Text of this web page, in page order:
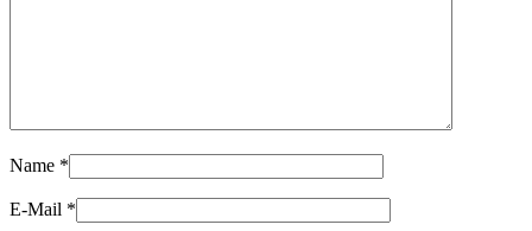
Name *
E-Mail *